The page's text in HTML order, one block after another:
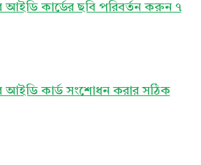
আইডি কার্ডের ছবি পরিবর্তন করুন ৭
আইডি কার্ড সংশোধন করার সঠিক